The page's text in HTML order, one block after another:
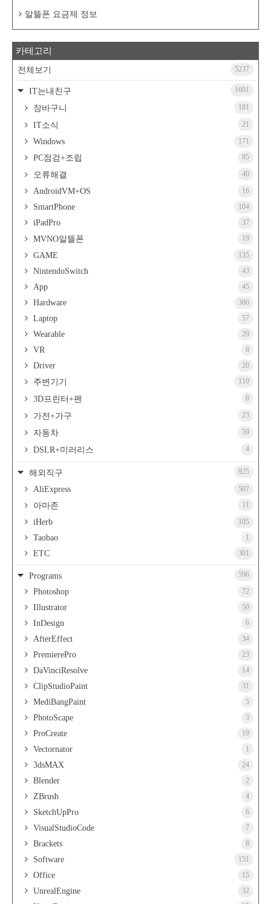
알뜰폰 요금제 정보
카테고리
전체보기 5237
IT는내친구 1601
장바구니 181
IT소식 21
Windows 171
PC점검+조립 85
오류해결 40
AndroidVM+OS 16
SmartPhone 104
iPadPro 37
MVNO알뜰폰 19
GAME 135
NintendoSwitch 43
App 45
Hardware 386
Laptop 57
Wearable 29
VR 8
Driver 20
주변기기 110
3D프린터+펜 8
가전+가구 23
자동차 59
DSLR+미러리스 4
해외직구 925
AliExpress 507
아마존 11
iHerb 105
Taobao 1
ETC 301
Programs 596
Photoshop 72
Illustrator 50
InDesign 6
AfterEffect 34
PremierePro 23
DaVinciResolve 14
ClipStudioPaint 31
MediBangPaint 5
PhotoScape 3
ProCreate 19
Vectornator 1
3dsMAX 24
Blender 2
ZBrush 4
SketchUpPro 6
VisualStudioCode 7
Brackets 8
Software 151
Office 15
UnrealEngine 32